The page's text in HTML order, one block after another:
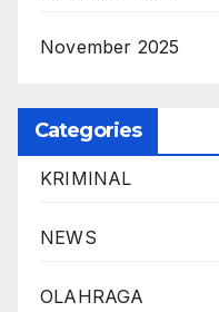
November 2025
Categories
KRIMINAL
NEWS
OLAHRAGA